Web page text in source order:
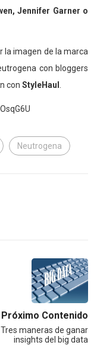
Jennifer Garner o
la imagen de la marca
con bloggers
con StyleHaul
Neutrogena
Próximo Contenido
Tres maneras de ganar
insights del big data